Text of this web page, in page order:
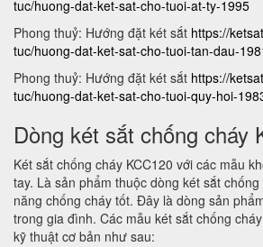
tuc/huong-dat-ket-sat-cho-tuoi-at-ty-1995
Phong thuỷ: Hướng đặt két sắt https://
tuc/huong-dat-ket-sat-cho-tuoi-tan-dau-
Phong thuỷ: Hướng đặt két sắt https://
tuc/huong-dat-ket-sat-cho-tuoi-quy-hoi-
Dòng két sắt chống cháy
Két sắt chống cháy KCC120 với các mẫu
tay. Là sản phẩm thuộc dòng két sắt
năng chống cháy tốt. Đây là dòng sản
trong gia đình. Các mẫu két sắt chống
kỹ thuật cơ bản như sau: